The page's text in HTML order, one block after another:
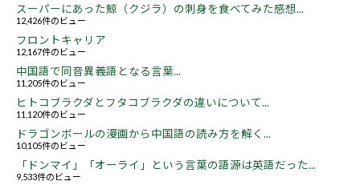
スーパーにあった鯨（クジラ）の刺身を食べてみた感想...
12,426件のビュー
フロントキャリア
12,167件のビュー
中国語で同音異義語となる言葉...
11,205件のビュー
ヒトコブラクダとフタコブラクダの違いについて...
11,120件のビュー
ドラゴンボールの漫画から中国語の読み方を解く...
10,105件のビュー
「ドンマイ」「オーライ」という言葉の語源は英語だった...
9,533件のビュー